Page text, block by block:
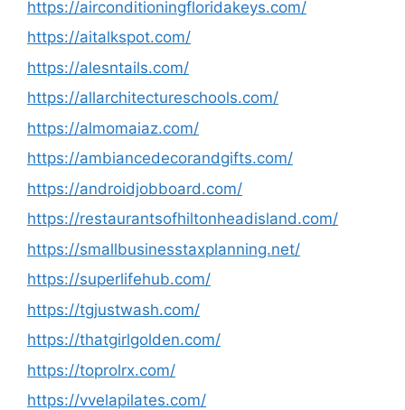
https://airconditioningfloridakeys.com/
https://aitalkspot.com/
https://alesntails.com/
https://allarchitectureschools.com/
https://almomaiaz.com/
https://ambiancedecorandgifts.com/
https://androidjobboard.com/
https://restaurantsofhiltonheadisland.com/
https://smallbusinesstaxplanning.net/
https://superlifehub.com/
https://tgjustwash.com/
https://thatgirlgolden.com/
https://toprolrx.com/
https://vvelapilates.com/